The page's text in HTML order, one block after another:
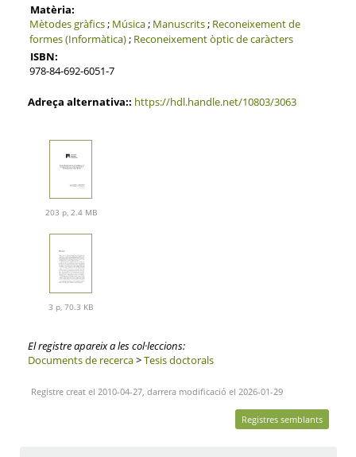
Matèria:
Mètodes gràfics; Música; Manuscrits; Reconeixement de
formes (Informàtica); Reconeixement òptic de caràcters
ISBN:
978-84-692-6051-7
Adreça alternativa:: https://hdl.handle.net/10803/3063
203 p, 2.4 MB
3 p, 70.3 KB
El registre apareix a les col·leccions:
Documents de recerca>Tesis doctorals
Registre creat el 2010-04-27, darrera modificació el 2026-01-29
Registres semblants